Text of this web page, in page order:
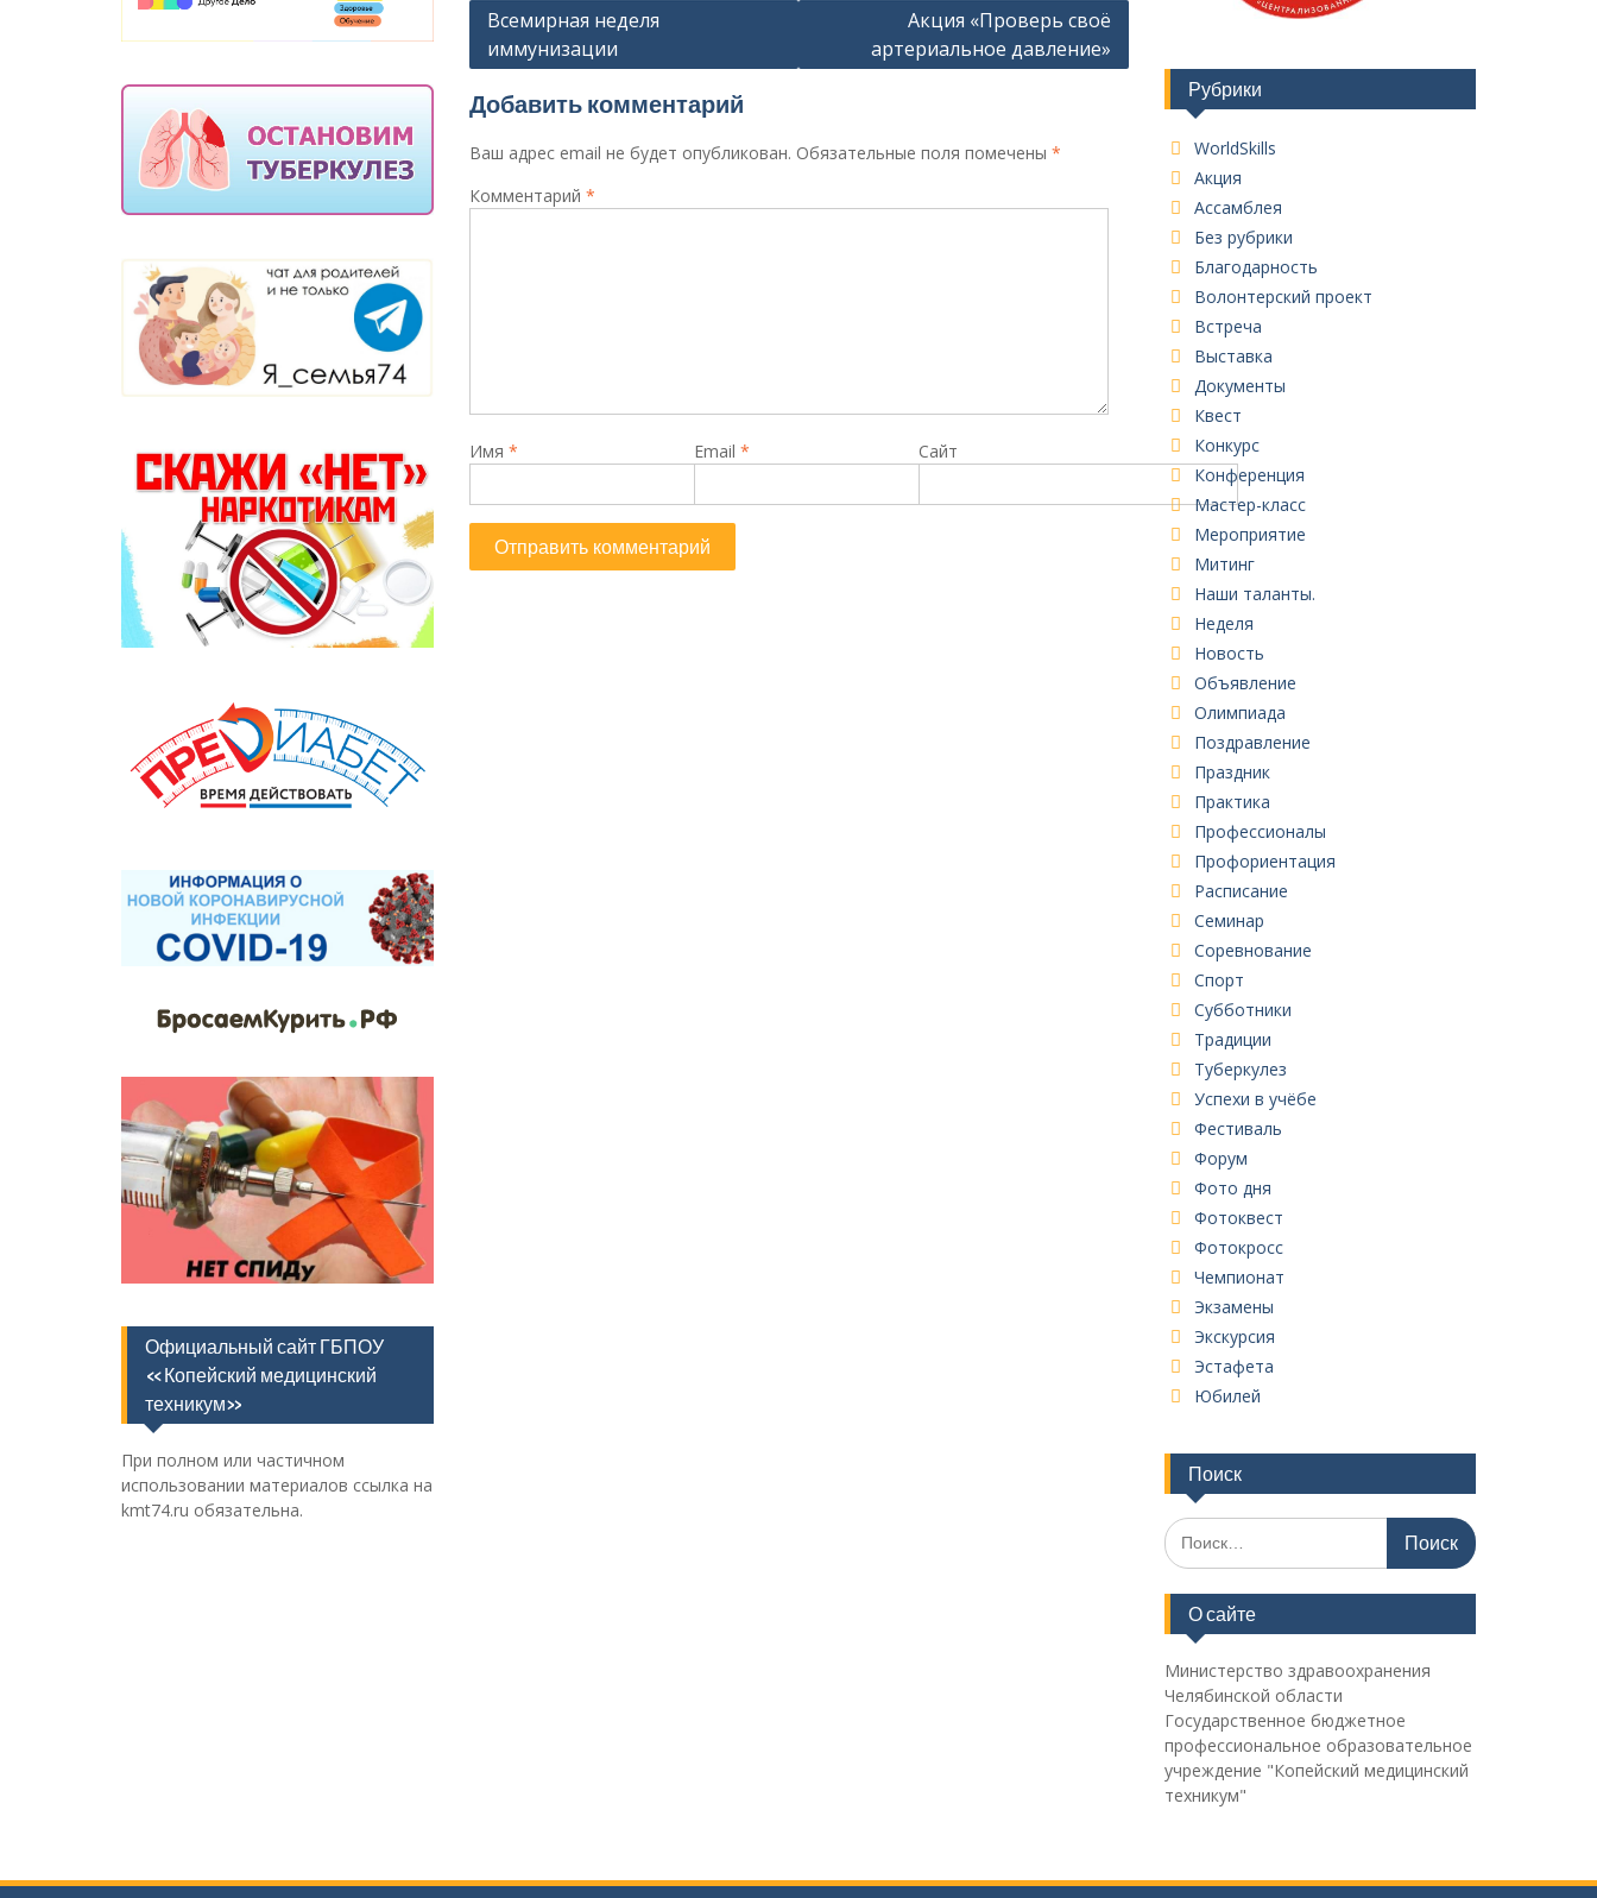
Навигация
по
записям
Всемирная неделя
иммунизации
Акция «Проверь своё
артериальное давление»
Добавить комментарий
Ваш адрес email не будет опубликован. Обязательные поля помечены *
Комментарий *
Имя * Email * Сайт
Рубрики
WorldSkills
Акция
Ассамблея
Без рубрики
Благодарность
Волонтерский проект
Встреча
Выставка
Документы
Квест
Конкурс
Конференция
Мастер-класс
Мероприятие
Митинг
Наши таланты.
Неделя
Новость
Объявление
Олимпиада
Поздравление
Праздник
Практика
Профессионалы
Профориентация
Расписание
Семинар
Соревнование
Спорт
Субботники
Традиции
Туберкулез
Успехи в учёбе
Фестиваль
Форум
Фото дня
Фотоквест
Фотокросс
Чемпионат
Экзамены
Экскурсия
Эстафета
Юбилей
Поиск
Поиск
по:
О сайте
Министерство здравоохранения
Челябинской области
Государственное бюджетное
профессиональное образовательное
учреждение "Копейский медицинский
техникум"
Официальный сайт ГБПОУ
«Копейский медицинский
техникум»
При полном или частичном
использовании материалов ссылка на
kmt74.ru обязательна.